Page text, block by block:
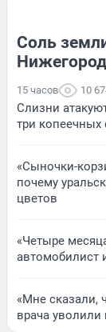
Соль
15 часов 10
Слизни
три копеечных
«Сыночки-
почему
цветов
«Четыре
автомобилист
«Мне сказали,
врача